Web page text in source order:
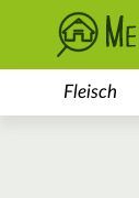
Fleisch